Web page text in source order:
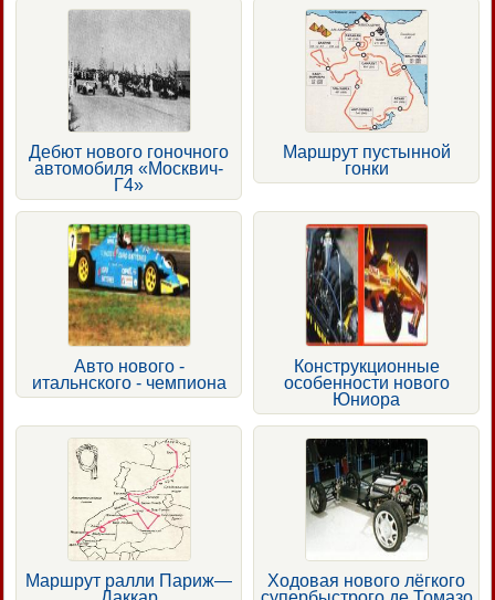
Дебют нового гоночного
автомобиля «Москвич-
Г4»
Маршрут пустынной
гонки
Авто нового -
итальнского - чемпиона
Конструкционные
особенности нового
Юниора
Маршрут ралли Париж—
Ходовая нового лёгкого